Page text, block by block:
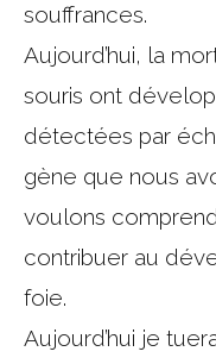
souffrances.
Aujourd’hui, la
souris ont
détectées par
gène que nous
voulons
contribuer au
foie.
Aujourd’hui je